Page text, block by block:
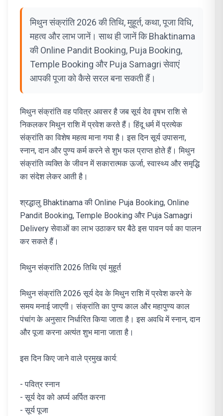
मिथुन संक्रांति 2026 की तिथि, मुहूर्त, कथा, पूजा विधि,
महत्व और लाभ जानें। साथ ही जानें कि Bhaktinama
की Online Pandit Booking, Puja Booking,
Temple Booking और Puja Samagri सेवाएं
आपकी पूजा को कैसे सरल बना सकती हैं।
मिथुन संक्रांति वह पवित्र अवसर है जब सूर्य देव वृषभ राशि से
निकलकर मिथुन राशि में प्रवेश करते हैं। हिंदू धर्म में प्रत्येक
संक्रांति का विशेष महत्व माना गया है। इस दिन सूर्य उपासना,
स्नान, दान और पुण्य कर्म करने से शुभ फल प्राप्त होते हैं। मिथुन
संक्रांति व्यक्ति के जीवन में सकारात्मक ऊर्जा, स्वास्थ्य और समृद्धि
का संदेश लेकर आती है।
श्रद्धालु Bhaktinama की Online Puja Booking, Online
Pandit Booking, Temple Booking और Puja Samagri
Delivery सेवाओं का लाभ उठाकर घर बैठे इस पावन पर्व का पालन
कर सकते हैं।
मिथुन संक्रांति 2026 तिथि एवं मुहूर्त
मिथुन संक्रांति 2026 सूर्य देव के मिथुन राशि में प्रवेश करने के
समय मनाई जाएगी। संक्रांति का पुण्य काल और महापुण्य काल
पंचांग के अनुसार निर्धारित किया जाता है। इस अवधि में स्नान, दान
और पूजा करना अत्यंत शुभ माना जाता है।
इस दिन किए जाने वाले प्रमुख कार्य:
- पवित्र स्नान
- सूर्य देव को अर्घ्य अर्पित करना
- सूर्य पूजा